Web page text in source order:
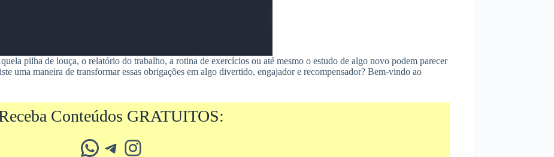
pilha de louça, o relatório do trabalho, a rotina de exercícios ou até mesmo o estudo de algo novo podem parecer
uma maneira de transformar essas obrigações em algo divertido, engajador e recompensador? Bem-vindo ao
Conteúdos GRATUITOS:
Whatsapp Telegram Instagram